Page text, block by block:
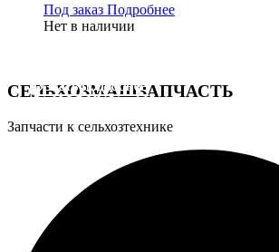
Под заказ Подробнее
Нет в наличии
Узнать подробнее
Узнать подробнее
Узнать подробнее
СЕЛЬХОЗМАШЗАПЧАСТЬ
Запчасти к сельхозтехнике